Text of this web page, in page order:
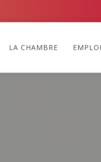
LA CHAMBRE EMPLOI